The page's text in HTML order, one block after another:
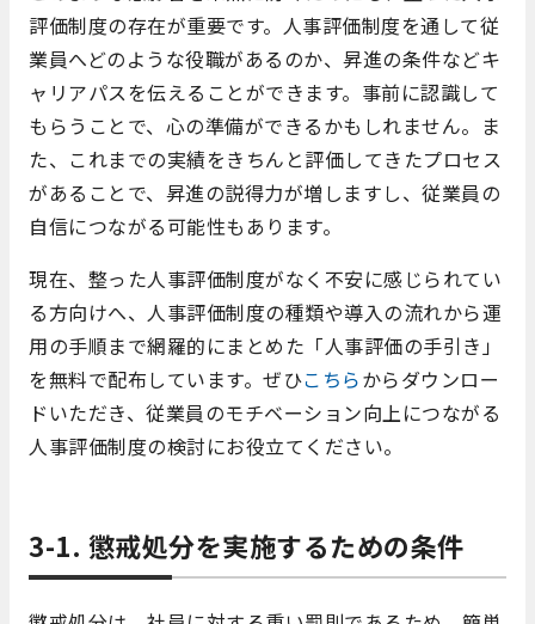
評価制度の存在が重要です。人事評価制度を通して従
業員へどのような役職があるのか、昇進の条件などキ
ャリアパスを伝えることができます。事前に認識して
もらうことで、心の準備ができるかもしれません。ま
た、これまでの実績をきちんと評価してきたプロセス
があることで、昇進の説得力が増しますし、従業員の
自信につながる可能性もあります。
現在、整った人事評価制度がなく不安に感じられてい
る方向けへ、人事評価制度の種類や導入の流れから運
用の手順まで網羅的にまとめた「人事評価の手引き」
を無料で配布しています。ぜひこちらからダウンロー
ドいただき、従業員のモチベーション向上につながる
人事評価制度の検討にお役立てください。
3-1. 懲戒処分を実施するための条件